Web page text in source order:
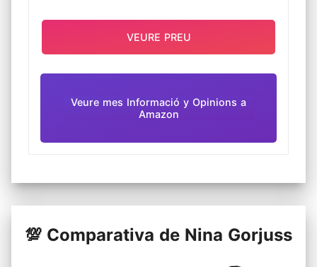
Veure mes Informació y Opinions a
Amazon
VEURE PREU
💯 Comparativa de Nina Gorjuss